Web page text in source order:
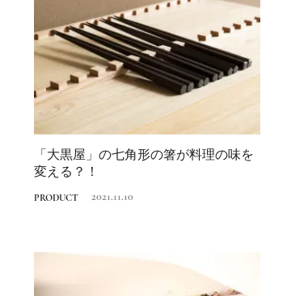
「大黒屋」の七角形の箸が料理の味を
変える？！
PRODUCT 2021.11.10